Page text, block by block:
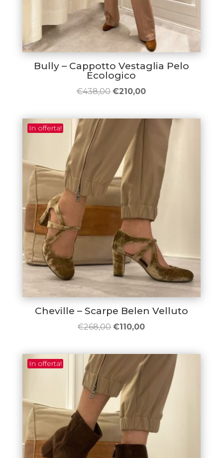
Bully – Cappotto Vestaglia Pelo
Ecologico
€438,00Il
originale
€438,00.
€210,00Il
attuale
€210,00.
In offerta!
Cheville – Scarpe Belen Velluto
€268,00Il
originale
€268,00.
€110,00Il
attuale
è:
€110,00.
In offerta!